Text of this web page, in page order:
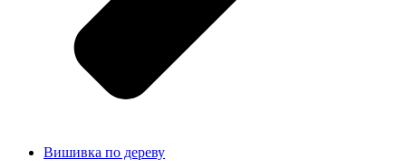
Вишивка по дереву